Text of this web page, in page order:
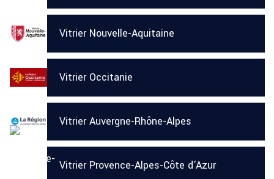
Vitrier Nouvelle-Aquitaine
Vitrier Occitanie
Vitrier Auvergne-Rhône-Alpes
Vitrier Provence-Alpes-Côte d'Azur